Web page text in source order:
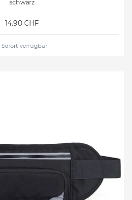
schwarz
14.90 CHF
Sofort verfügbar